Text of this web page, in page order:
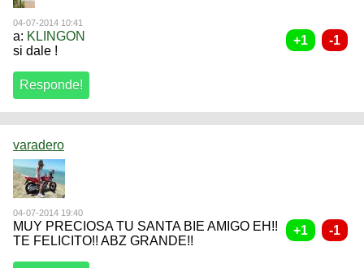
04-07-2014 10:41
a: KLINGON
si dale !
varadero
04-07-2014 19:40
MUY PRECIOSA TU SANTA BIE AMIGO EH!!
TE FELICITO!! ABZ GRANDE!!